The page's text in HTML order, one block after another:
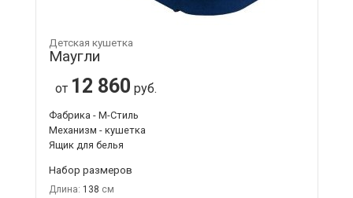
Детская кушетка
Маугли
от 12 860 руб.
Фабрика - М-Стиль
Механизм - кушетка
Ящик для белья
Набор размеров
Длина: 138